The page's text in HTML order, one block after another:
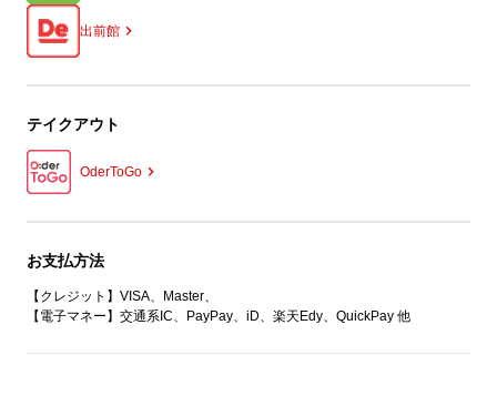
出前館
テイクアウト
OderToGo
お支払方法
【クレジット】VISA、Master、
【電子マネー】交通系IC、PayPay、iD、楽天Edy、QuickPay 他